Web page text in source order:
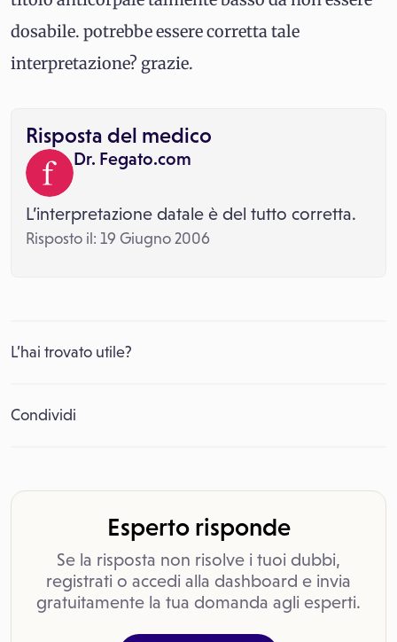
dosabile. potrebbe essere corretta tale
interpretazione? grazie.
Risposta del medico
Dr. Fegato.com
L’interpretazione datale è del tutto corretta.
Risposto il: 19 Giugno 2006
L’hai trovato utile?
Condividi
Esperto risponde
Se la risposta non risolve i tuoi dubbi,
registrati o accedi alla dashboard e invia
gratuitamente la tua domanda agli esperti.